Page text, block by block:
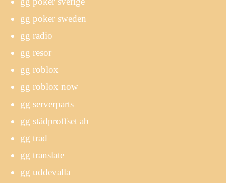
gg poker sweden
gg radio
gg resor
gg roblox
gg roblox now
gg serverparts
gg städproffset ab
gg trad
gg translate
gg uddevalla